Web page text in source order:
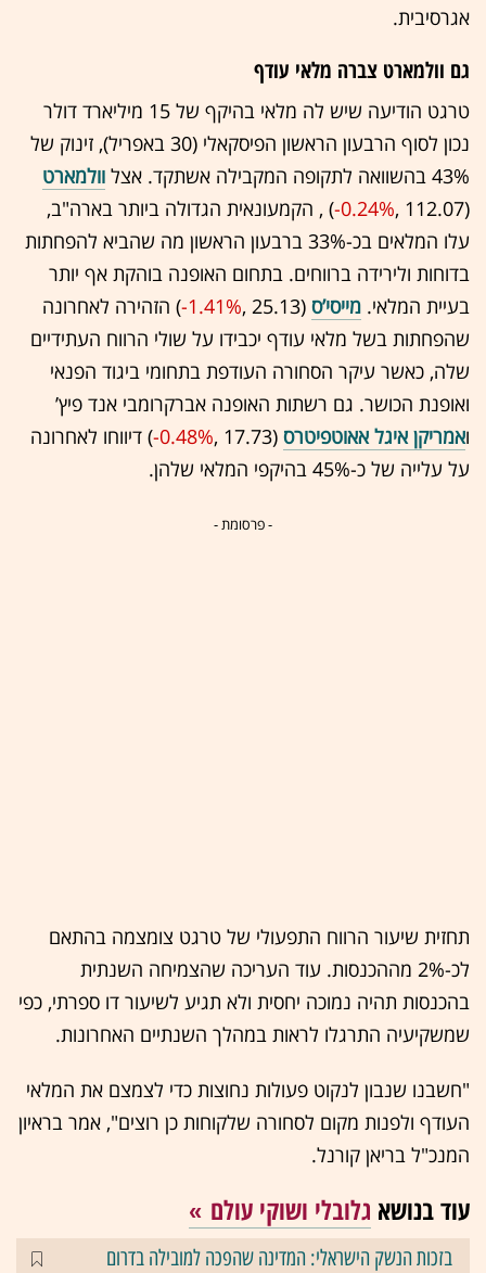
אגרסיבית.
גם וולמארט צברה מלאי עודף
טרגט הודיעה שיש לה מלאי בהיקף של 15 מיליארד דולר
נכון לסוף הרבעון הראשון הפיסקאלי (30 באפריל), זינוק של
43% בהשוואה לתקופה המקבילה אשתקד. אצל
וולמארט
(112.07 ,‎
-0.24%‏) , הקמעונאית הגדולה ביותר בארה"ב,
עלו המלאים בכ-33% ברבעון הראשון מה שהביא להפחתות
בדוחות ולירידה ברווחים. בתחום האופנה בוהקת אף יותר
בעיית המלאי. מייסי’ס (25.13 ,‎
-1.41%‏) הזהירה לאחרונה
שהפחתות בשל מלאי עודף יכבידו על שולי הרווח העתידיים
שלה, כאשר עיקר הסחורה העודפת בתחומי ביגוד הפנאי
ואופנת הכושר. גם רשתות האופנה אברקרומבי אנד פיץ’
ואמריקן איגל אאוטפיטרס (17.73 ,‎
-0.48%‏) דיווחו לאחרונה
על עלייה של כ-45% בהיקפי המלאי שלהן.
- פרסומת -
תחזית שיעור הרווח התפעולי של טרגט צומצמה בהתאם
לכ-2% מההכנסות. עוד העריכה שהצמיחה השנתית
בהכנסות תהיה נמוכה יחסית ולא תגיע לשיעור דו ספרתי, כפי
שמשקיעיה התרגלו לראות במהלך השנתיים האחרונות.
"חשבנו שנבון לנקוט פעולות נחוצות כדי לצמצם את המלאי
העודף ולפנות מקום לסחורה שלקוחות כן רוצים", אמר בראיון
המנכ"ל בריאן קורנל.
עוד בנושא גלובלי ושוקי עולם
בזכות הנשק הישראלי: המדינה שהפכה למובילה בדרום